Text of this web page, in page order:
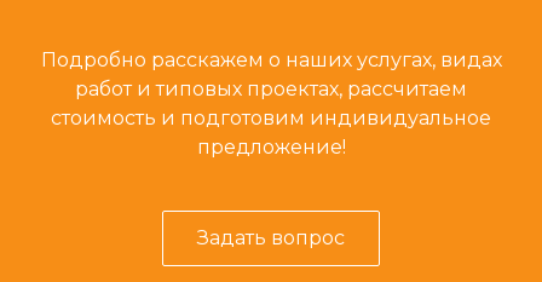
Подробно расскажем о наших услугах, видах
работ и типовых проектах, рассчитаем
стоимость и подготовим индивидуальное
предложение!
Задать вопрос